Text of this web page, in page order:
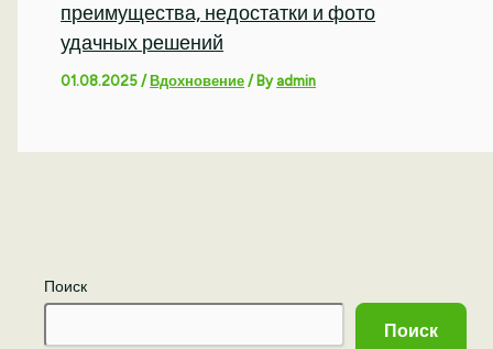
Поиск
Поиск
преимущества, недостатки и фото
удачных решений
01.08.2025/Вдохновение / Byadmin